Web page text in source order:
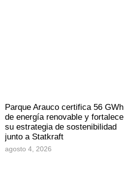
Parque Arauco certifica 56 GWh
de energía renovable y fortalece
su estrategia de sostenibilidad
junto a Statkraft
agosto 4, 2026